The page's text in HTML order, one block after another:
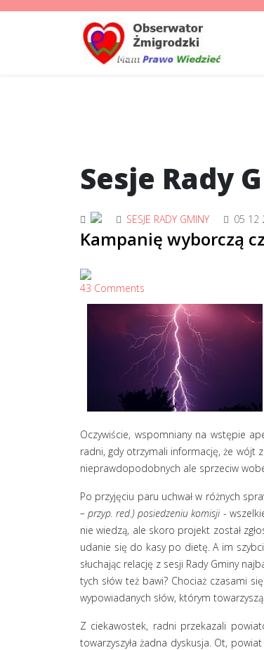
Sesje Rady
SESJE RADY GMINY 05 12
Kampanię wyborczą
43 Comments
Oczywiście, wspomniany na wstępie
radni, gdy otrzymali informację, że wójt
nieprawdopodobnych ale sprzeciw
Po przyjęciu paru uchwał w różnych
– przyp. red.) posiedzeniu komisji-
nie wiedzą, ale skoro projekt został
udanie się do kasy po dietę. A im
słuchając relację z sesji Rady Gminy
tych słów też bawi? Chociaż czasami
wypowiadanych słów, którym
Z ciekawostek, radni przekazali
towarzyszyła żadna dyskusja. Ot,